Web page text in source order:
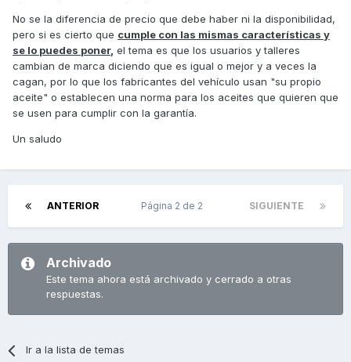
No se la diferencia de precio que debe haber ni la disponibilidad,
pero si es cierto que cumple con las mismas características y
se lo puedes poner, el tema es que los usuarios y talleres
cambian de marca diciendo que es igual o mejor y a veces la
cagan, por lo que los fabricantes del vehículo usan "su propio
aceite" o establecen una norma para los aceites que quieren que
se usen para cumplir con la garantía.
Un saludo
ANTERIOR SIGUIENTE
Página 2 de 2
Archivado
Este tema ahora está archivado y cerrado a otras
respuestas.
Ir a la lista de temas